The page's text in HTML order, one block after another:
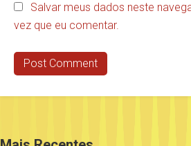
Salvar meus dados neste
vez que eu comentar.